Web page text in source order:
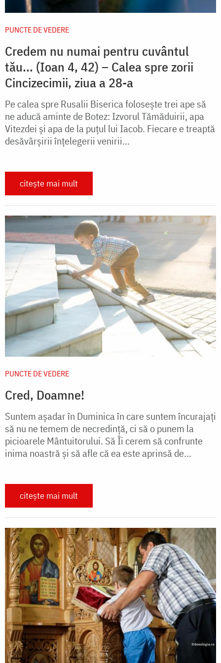
PUNCTE DE VEDERE
Credem nu numai pentru cuvântul
tău... (Ioan 4, 42) – Calea spre zorii
Cincizecimii, ziua a 28-a
Pe calea spre Rusalii Biserica folosește trei ape să
ne aducă aminte de Botez: Izvorul Tămăduirii, apa
Vitezdei și apa de la puțul lui Iacob. Fiecare e treaptă
desăvârșirii înțelegerii venirii...
citește mai mult
PUNCTE DE VEDERE
Cred, Doamne!
Suntem așadar în Duminica în care suntem încurajați
să nu ne temem de necredință, ci să o punem la
picioarele Mântuitorului. Să Îi cerem să confrunte
inima noastră și să afle că ea este aprinsă de...
citește mai mult